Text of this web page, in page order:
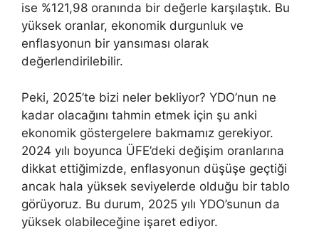
ise %121,98 oranında bir değerle karşılaştık. Bu
yüksek oranlar, ekonomik durgunluk ve
enflasyonun bir yansıması olarak
değerlendirilebilir.
Peki, 2025’te bizi neler bekliyor? YDO’nun ne
kadar olacağını tahmin etmek için şu anki
ekonomik göstergelere bakmamız gerekiyor.
2024 yılı boyunca ÜFE’deki değişim oranlarına
dikkat ettiğimizde, enflasyonun düşüşe geçtiği
ancak hala yüksek seviyelerde olduğu bir tablo
görüyoruz. Bu durum, 2025 yılı YDO’sunun da
yüksek olabileceğine işaret ediyor.